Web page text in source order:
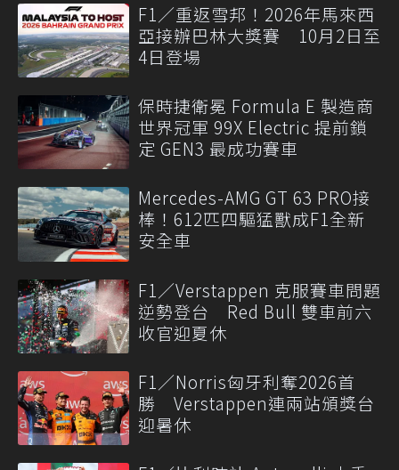
F1／重返雪邦！2026年馬來西
亞接辦巴林大獎賽 10月2日至
4日登場
保時捷衛冕 Formula E 製造商
世界冠軍 99X Electric 提前鎖
定 GEN3 最成功賽車
Mercedes-AMG GT 63 PRO接
棒！612匹四驅猛獸成F1全新
安全車
F1／Verstappen 克服賽車問題
逆勢登台 Red Bull 雙車前六
收官迎夏休
F1／Norris匈牙利奪2026首
勝 Verstappen連兩站頒獎台
迎暑休